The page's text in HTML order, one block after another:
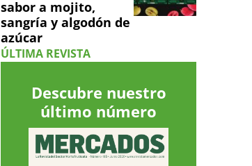
sabor a mojito,
sangría y algodón de
azúcar
ÚLTIMA REVISTA
Descubre nuestro
último número